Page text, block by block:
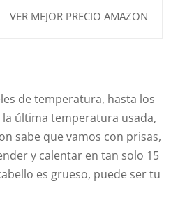
VER MEJOR PRECIO AMAZON
de temperatura, hasta los
la última temperatura usada,
sabe que vamos con prisas,
y calentar en tan solo 15
es grueso, puede ser tu